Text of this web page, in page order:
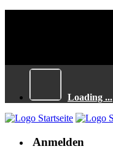
Loading ...
Anmelden